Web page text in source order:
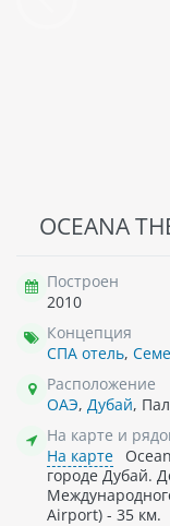
OCEANA
Построен
2010
Концепция
СПА отель,
Расположение
ОАЭ, Дубай,
На карте и
На карте
городе Дубай.
Airport) - 35 км.